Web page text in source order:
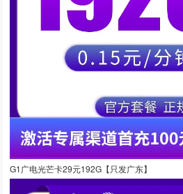
G1广电光芒卡29元192G【只发广东】